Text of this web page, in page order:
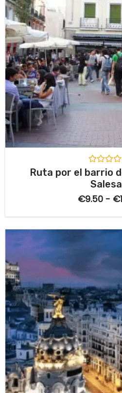
V
a
r
c
Ruta por el barrio
€9.50 - €